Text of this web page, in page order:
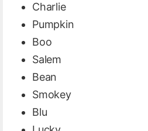
Charlie
Pumpkin
Boo
Salem
Bean
Smokey
Blu